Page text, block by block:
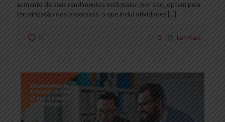
aumento de seus rendimentos está maior, por isso, optam pela
terceirização dos processos, o que inclui atividades […]
0 0 Ler mais